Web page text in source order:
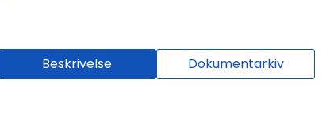
Beskrivelse Dokumentarkiv